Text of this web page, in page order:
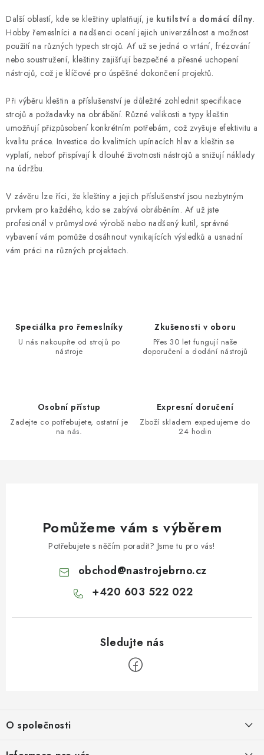
Další oblastí, kde se kleštiny uplatňují, je kutilství a domácí dílny.
Hobby řemeslníci a nadšenci ocení jejich univerzálnost a možnost
použití na různých typech strojů. Ať už se jedná o vrtání, frézování
nebo soustružení, kleštiny zajišťují bezpečné a přesné uchopení
nástrojů, což je klíčové pro úspěšné dokončení projektů.
Při výběru kleštin a příslušenství je důležité zohlednit specifikace
strojů a požadavky na obrábění. Různé velikosti a typy kleštin
umožňují přizpůsobení konkrétním potřebám, což zvyšuje efektivitu a
kvalitu práce. Investice do kvalitních upínacích hlav a kleštin se
vyplatí, neboť přispívají k dlouhé životnosti nástrojů a snižují náklady
na údržbu.
V závěru lze říci, že kleštiny a jejich příslušenství jsou nezbytným
prvkem pro každého, kdo se zabývá obráběním. Ať už jste
profesionál v průmyslové výrobě nebo nadšený kutil, správné
vybavení vám pomůže dosáhnout vynikajících výsledků a usnadní
vám práci na různých projektech.
Speciálka pro řemeslníky
U nás nakoupíte od strojů po
nástroje
Zkušenosti v oboru
Přes 30 let fungují naše
doporučení a dodání nástrojů
Osobní přístup
Zadejte co potřebujete, ostatní je
na nás.
Expresní doručení
Zboží skladem expedujeme do
24 hodin
Pomůžeme vám s výběrem
Potřebujete s něčím poradit? Jsme tu pro vás!
obchod@nastrojebrno.cz
+420 603 522 022
p
a
O společnosti
O nás